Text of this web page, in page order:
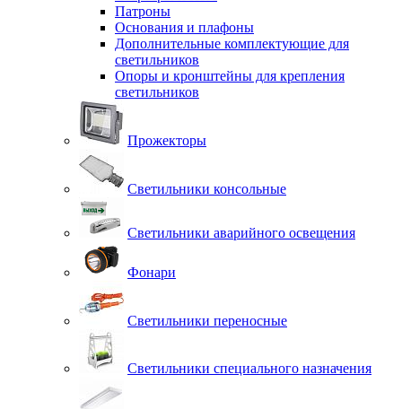
Патроны
Основания и плафоны
Дополнительные комплектующие для
светильников
Опоры и кронштейны для крепления
светильников
Прожекторы
Светильники консольные
Светильники аварийного освещения
Фонари
Светильники переносные
Светильники специального назначения